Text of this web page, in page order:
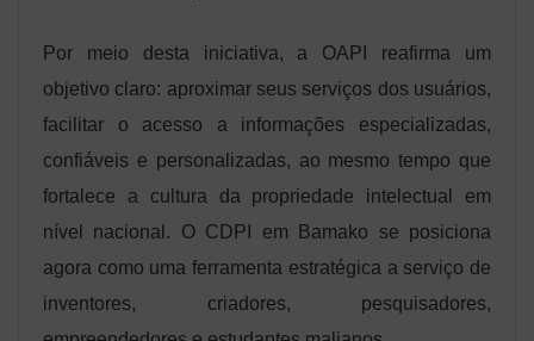
Por meio desta iniciativa, a OAPI reafirma um
objetivo claro: aproximar seus serviços dos usuários,
facilitar o acesso a informações especializadas,
confiáveis ​​e personalizadas, ao mesmo tempo que
fortalece a cultura da propriedade intelectual em
nível nacional. O CDPI em Bamako se posiciona
agora como uma ferramenta estratégica a serviço de
inventores, criadores, pesquisadores,